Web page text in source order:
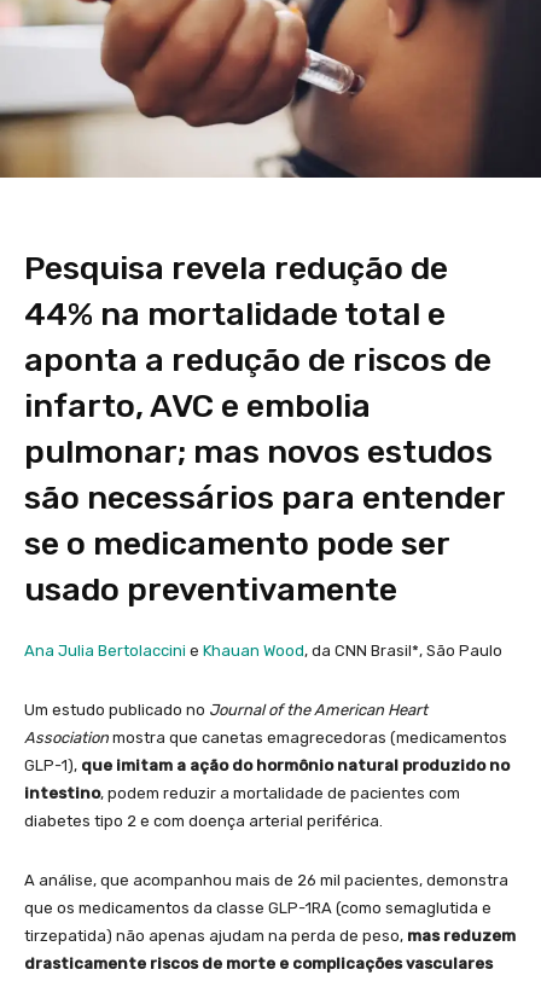
Pesquisa revela redução de
44% na mortalidade total e
aponta a redução de riscos de
infarto, AVC e embolia
pulmonar; mas novos estudos
são necessários para entender
se o medicamento pode ser
usado preventivamente
Ana Julia Bertolaccini e Khauan Wood, da CNN Brasil*, São Paulo
Um estudo publicado no Journal of the American Heart
Association mostra que canetas emagrecedoras (medicamentos
GLP-1), que imitam a ação do hormônio natural produzido no
intestino, podem reduzir a mortalidade de pacientes com
diabetes tipo 2 e com doença arterial periférica.
A análise, que acompanhou mais de 26 mil pacientes, demonstra
que os medicamentos da classe GLP-1RA (como semaglutida e
tirzepatida) não apenas ajudam na perda de peso, mas reduzem
drasticamente riscos de morte e complicações vasculares